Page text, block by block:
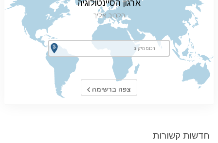
ארגון הסיינטולוגיה
הקרוב אליך
צפה ברשימה
חדשות קשורות